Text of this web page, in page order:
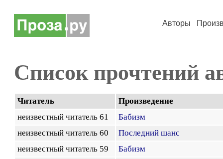
Авторы
Список прочтений
Читатель
Произведение
неизвестный читатель 61
Бабизм
неизвестный читатель 60
Последний шанс
неизвестный читатель 59
Бабизм